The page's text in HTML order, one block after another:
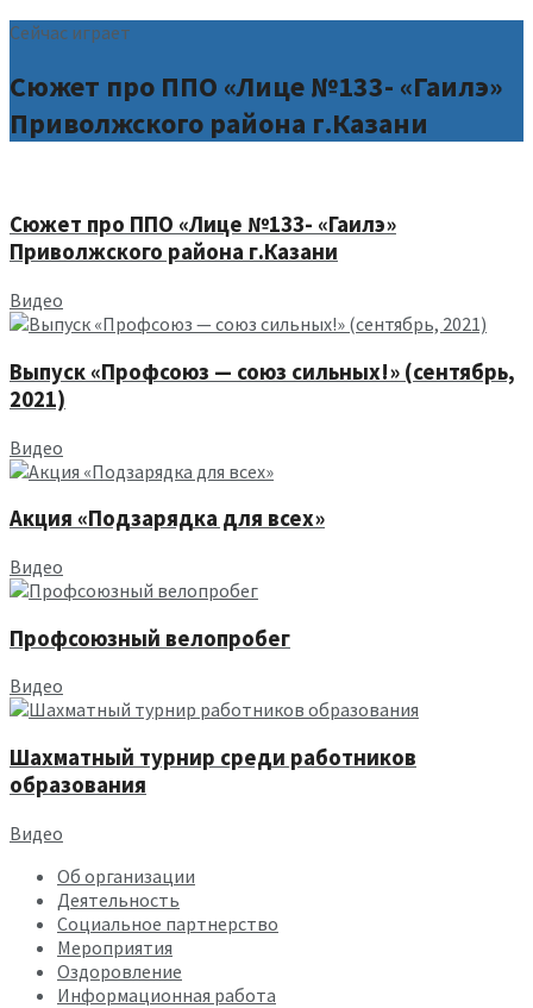
Сейчас играет
Сюжет про ППО «Лице №133- «Гаилэ»
Приволжского района г.Казани
Сюжет про ППО «Лице №133- «Гаилэ»
Приволжского района г.Казани
Видео
Выпуск «Профсоюз — союз сильных!» (сентябрь,
2021)
Видео
Акция «Подзарядка для всех»
Видео
Профсоюзный велопробег
Видео
Шахматный турнир среди работников
образования
Видео
Об организации
Деятельность
Социальное партнерство
Мероприятия
Оздоровление
Информационная работа